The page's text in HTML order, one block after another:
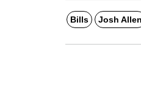
Bills Josh Allen